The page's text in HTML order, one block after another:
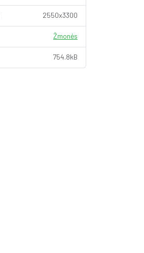
2550x3300
Žmonės
754.8kB